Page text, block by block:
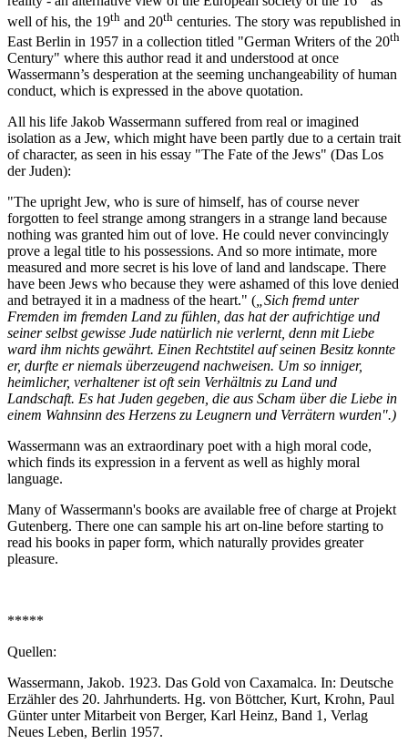
well of his, the 19th and 20th centuries. The story was republished in
East Berlin in 1957 in a collection titled "German Writers of the 20th
Century" where this author read it and understood at once
Wassermann’s desperation at the seeming unchangeability of human
conduct, which is expressed in the above quotation.
All his life Jakob Wassermann suffered from real or imagined
isolation as a Jew, which might have been partly due to a certain trait
of character, as seen in his essay "The Fate of the Jews" (Das Los
der Juden):
"The upright Jew, who is sure of himself, has of course never
forgotten to feel strange among strangers in a strange land because
nothing was granted him out of love. He could never convincingly
prove a legal title to his possessions. And so more intimate, more
measured and more secret is his love of land and landscape. There
have been Jews who because they were ashamed of this love denied
and betrayed it in a madness of the heart." ( „Sich fremd unter
Fremden im fremden Land zu fühlen, das hat der aufrichtige und
seiner selbst gewisse Jude natürlich nie verlernt, denn mit Liebe
ward ihm nichts gewährt. Einen Rechtstitel auf seinen Besitz konnte
er, durfte er niemals überzeugend nachweisen. Um so inniger,
heimlicher, verhaltener ist oft sein Verhältnis zu Land und
Landschaft. Es hat Juden gegeben, die aus Scham über die Liebe in
einem Wahnsinn des Herzens zu Leugnern und Verrätern wurden".)
Wassermann was an extraordinary poet with a high moral code,
which finds its expression in a fervent as well as highly moral
language.
Many of Wassermann's books are available free of charge at Projekt
Gutenberg. There one can sample his art on-line before starting to
read his books in paper form, which naturally provides greater
pleasure.
*****
Quellen:
Wassermann, Jakob. 1923. Das Gold von Caxamalca. In: Deutsche
Erzähler des 20. Jahrhunderts. Hg. von Böttcher, Kurt, Krohn, Paul
Günter unter Mitarbeit von Berger, Karl Heinz, Band 1, Verlag
Neues Leben, Berlin 1957.